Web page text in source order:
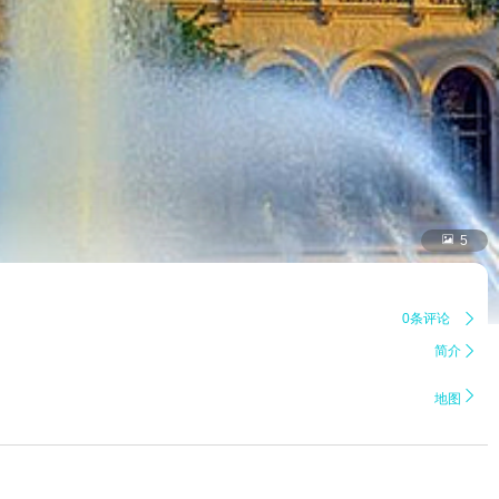
 5
0条评论 
简介 
地图 